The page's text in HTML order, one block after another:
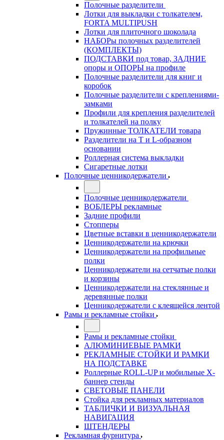
Полочные разделители
Лотки для выкладки с толкателем,
FORTA MULTIPUSH
Лотки для плиточного шоколада
НАБОРы полочных разделителей
(КОМПЛЕКТЫ)
ПОДСТАВКИ под товар, ЗАДНИЕ
опоры и ОПОРЫ на профиле
Полочные разделители для книг и
коробок
Полочные разделители с креплениями-
замками
Профили для крепления разделителей
и толкателей на полку
Пружинные ТОЛКАТЕЛИ товара
Разделители на Т и L-образном
основании
Роллерная система выкладки
Сигаретные лотки
Полочные ценникодержатели
Полочные ценникодержатели
ВОБЛЕРЫ рекламные
Задние профили
Стопперы
Цветные вставки в ценникодержатели
Ценникодержатели на крючки
Ценникодержатели на профильные
полки
Ценникодержатели на сетчатые полки
и корзины
Ценникодержатели на стеклянные и
деревянные полки
Ценникодержатели с клеящейся лентой
Рамы и рекламные стойки
Рамы и рекламные стойки
АЛЮМИНИЕВЫЕ РАМКИ
РЕКЛАМНЫЕ СТОЙКИ И РАМКИ
НА ПОДСТАВКЕ
Роллерные ROLL-UP и мобильные X-
баннер стенды
СВЕТОВЫЕ ПАНЕЛИ
Стойка для рекламных материалов
ТАБЛИЧКИ И ВИЗУАЛЬНАЯ
НАВИГАЦИЯ
ШТЕНДЕРЫ
Рекламная фурнитура